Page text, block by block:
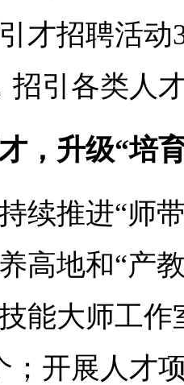
才招聘活动
招引各类人
，升级“培
续推进“师
高地和“产
能大师工
；开展人才